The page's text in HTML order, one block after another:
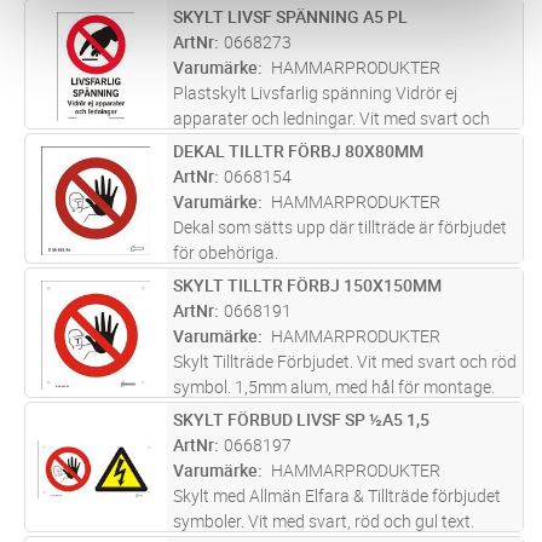
hörnrundad alum, med hål för montage.
Lämplig på plana och ojämna ytor samt även
till staket/grindar . Kan sätt...läs mer
ST Lägg i kundvagn
SKYLT LIVSF SPÄNNING A5 PL
ArtNr 0668273
Varumärke
HAMMARPRODUKTER
Plastskylt Livsfarlig spänning Vidrör ej
apparater och ledningar. Vit med svart och
röd text. Placeras där beröringsfara föreligger.
ST Lägg i kundvagn
DEKAL TILLTR FÖRBJ 80X80MM
ArtNr 0668154
Varumärke
HAMMARPRODUKTER
Dekal som sätts upp där tillträde är förbjudet
för obehöriga.
ST Lägg i kundvagn
SKYLT TILLTR FÖRBJ 150X150MM
ArtNr 0668191
Varumärke
HAMMARPRODUKTER
Skylt Tillträde Förbjudet. Vit med svart och röd
symbol. 1,5mm alum, med hål för montage.
Vid tillträdesförbud. Kan kombineras med
skylt 0668141 (Allmän Elfara symbol i samma
storlek). Screentryckt s...läs mer
ST Lägg i kundvagn
SKYLT FÖRBUD LIVSF SP ½A5 1,5
ArtNr 0668197
Varumärke
HAMMARPRODUKTER
Skylt med Allmän Elfara & Tillträde förbjudet
symboler. Vit med svart, röd och gul text.